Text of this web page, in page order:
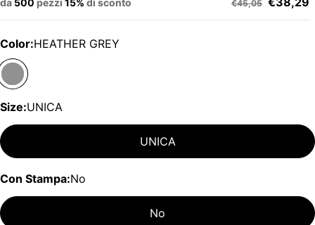
€45,05
Color:HEATHER GREY
Size:UNICA
UNICA
Con Stampa:No
No